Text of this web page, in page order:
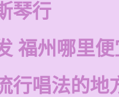
琴行
福州哪里
行唱法的地